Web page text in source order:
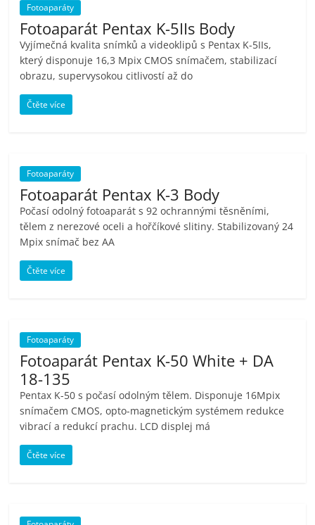
Fotoaparáty
Fotoaparát Pentax K-5IIs Body
Vyjímečná kvalita snímků a videoklipů s Pentax K-5IIs,
který disponuje 16,3 Mpix CMOS snímačem, stabilizací
obrazu, supervysokou citlivostí až do
Čtěte více
Fotoaparáty
Fotoaparát Pentax K-3 Body
Počasí odolný fotoaparát s 92 ochrannými těsněními,
tělem z nerezové oceli a hořčíkové slitiny. Stabilizovaný 24
Mpix snímač bez AA
Čtěte více
Fotoaparáty
Fotoaparát Pentax K-50 White + DA
18-135
Pentax K-50 s počasí odolným tělem. Disponuje 16Mpix
snímačem CMOS, opto-magnetickým systémem redukce
vibrací a redukcí prachu. LCD displej má
Čtěte více